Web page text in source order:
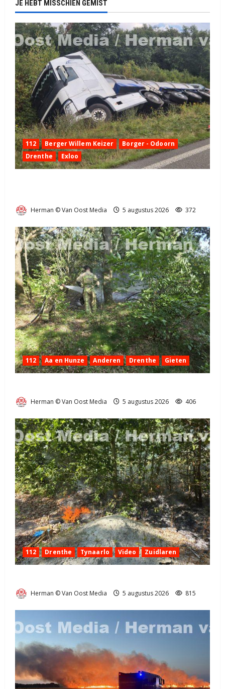
JE HEBT MISSCHIEN GEMIST
112 Berger Willem Keizer
Borger - Odoorn
Drenthe
Exloo
Herman © Van Oost Media 5 augustus 2026 372
112 Aa en Hunze Anderen Drenthe Gieten
Herman © Van Oost Media 5 augustus 2026 406
112 Drenthe Tynaarlo Video Zuidlaren
Herman © Van Oost Media 5 augustus 2026 815